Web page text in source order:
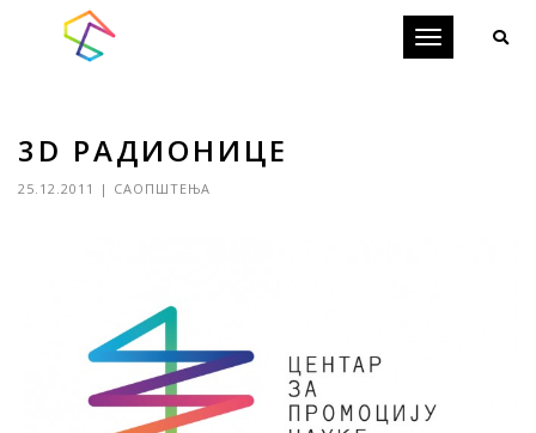
Toggle
3D РАДИОНИЦЕ
25.12.2011 | САОПШТЕЊА